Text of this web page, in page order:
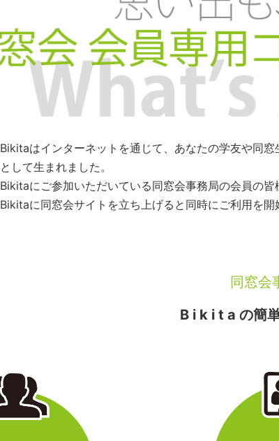
Bikitaはインターネットを通じて、あなたの学友や同
として生まれました。
Bikitaにご参加いただいている同窓会事務局の会員の
Bikitaに同窓会サイトを立ち上げると同時にご利用を開
同窓会
B i k i t a の簡